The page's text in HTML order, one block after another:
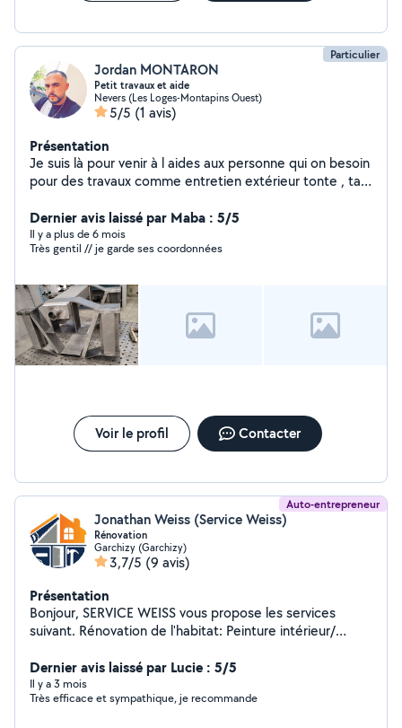
Particulier
Jordan MONTARON
Petit travaux et aide
Nevers (Les Loges-Montapins Ouest)
5/5 (1 avis)
Présentation
Je suis là pour venir à l aides aux personne qui on besoin
pour des travaux comme entretien extérieur tonte , taie
Dernier avis laissé par Maba : 5/5
Il y a plus de 6 mois
Très gentil // je garde ses coordonnées
Voir le profil Contacter
Auto-entrepreneur
Jonathan Weiss (Service Weiss)
Rénovation
Garchizy (Garchizy)
3,7/5 (9 avis)
Présentation
Bonjour, SERVICE WEISS vous propose les services
suivant. Rénovation de l'habitat: Peinture intérieur/
ferronneries, volets,toiture .. Nettoyage toiture,
dallages, pignons,façades,mur, terrasse... Nettoyages
part pulvérisations, sans haute pression Demoussage
Dernier avis laissé par Lucie : 5/5
Il y a 3 mois
Très efficace et sympathique, je recommande